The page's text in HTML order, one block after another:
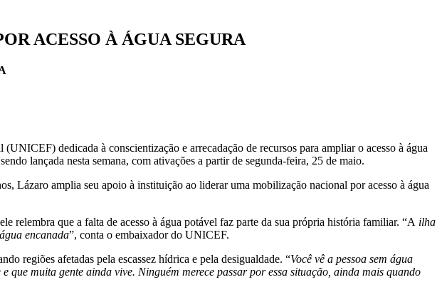
ACESSO À ÁGUA SEGURA
dedicada à conscientização e arrecadação de recursos para ampliar o acesso à água
lançada nesta semana, com ativações a partir de segunda-feira, 25 de maio.
Lázaro amplia seu apoio à instituição ao liderar uma mobilização nacional por acesso à água
relembra que a falta de acesso à água potável faz parte da sua própria história familiar. “A ilha
encanada”, conta o embaixador do UNICEF.
regiões afetadas pela escassez hídrica e pela desigualdade. “Você vê a pessoa sem água
muita gente ainda vive. Ninguém merece passar por essa situação, ainda mais quando